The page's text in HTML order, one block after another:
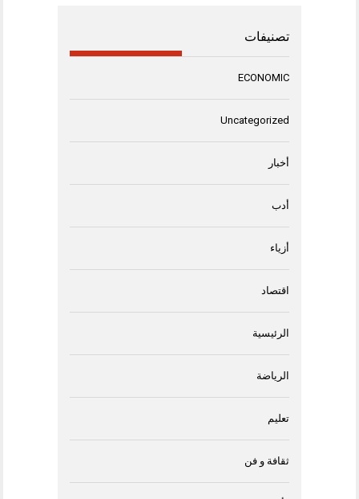
تصنيفات
ECONOMIC
Uncategorized
أخبار
أدب
أزياء
اقتصاد
الرئيسية
الرياضة
تعليم
ثقافة و فن